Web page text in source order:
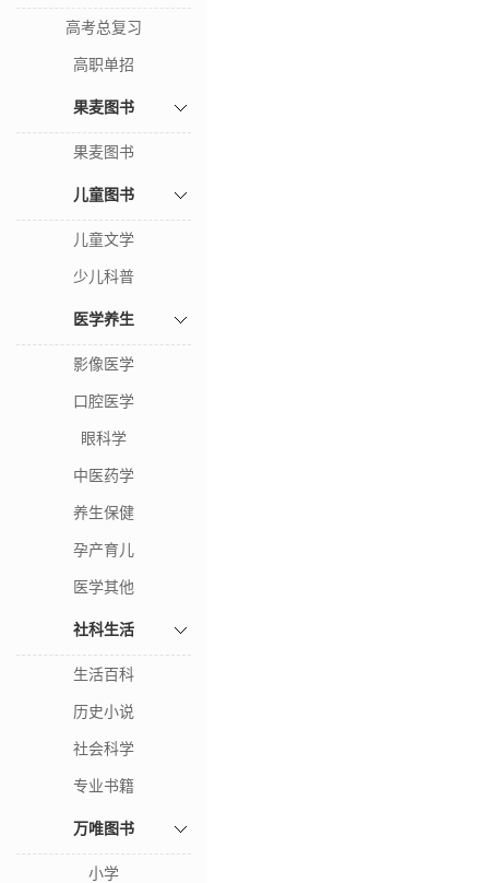
高考总复习
高职单招
果麦图书
果麦图书
儿童图书
儿童文学
少儿科普
医学养生
影像医学
口腔医学
眼科学
中医药学
养生保健
孕产育儿
医学其他
社科生活
生活百科
历史小说
社会科学
专业书籍
万唯图书
小学